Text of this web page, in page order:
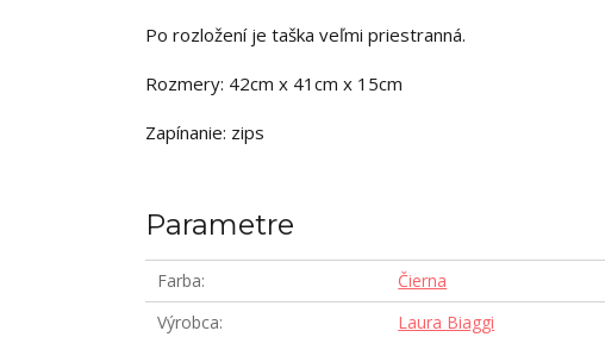
Po rozložení je taška veľmi priestranná.
Rozmery: 42cm x 41cm x 15cm
Zapínanie: zips
Parametre
Farba
Čierna
Výrobca
Laura Biaggi